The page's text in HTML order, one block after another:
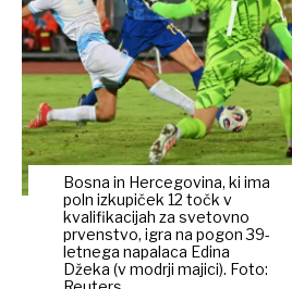
Bosna in Hercegovina, ki ima
poln izkupiček 12 točk v
kvalifikacijah za svetovno
prvenstvo, igra na pogon 39-
letnega napalaca Edina
Džeka (v modrji majici). Foto: